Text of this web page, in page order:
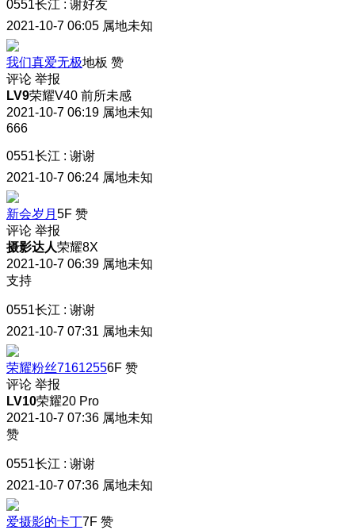
0551长江 : 谢好友
2021-10-7 06:05 属地未知
我们真爱无极地板 赞
评论 举报
LV9荣耀V40 前所未感
2021-10-7 06:19 属地未知
666
0551长江 : 谢谢
2021-10-7 06:24 属地未知
新会岁月 5F 赞
评论 举报
摄影达人荣耀8X
2021-10-7 06:39 属地未知
支持
0551长江 : 谢谢
2021-10-7 07:31 属地未知
荣耀粉丝71612556F 赞
评论 举报
LV10荣耀20 Pro
2021-10-7 07:36 属地未知
赞
0551长江 : 谢谢
2021-10-7 07:36 属地未知
爱摄影的卡丁7F 赞